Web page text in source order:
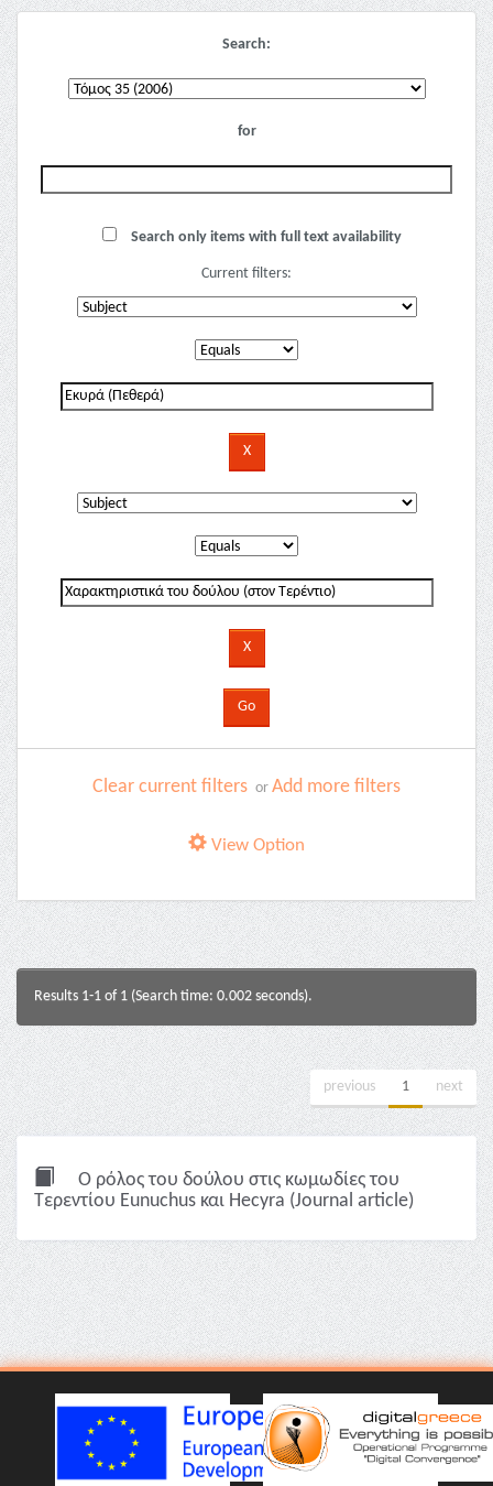
Search:
for
Search only items with full text availability
Current filters:
Clear current filters or Add more filters
View Option
Results 1-1 of 1 (Search time: 0.002 seconds).
previous 1 next
Ο ρόλος του δούλου στις κωμωδίες του
Τερεντίου Eunuchus και Hecyra (Journal article)